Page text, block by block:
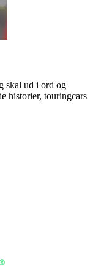
skal ud i ord og
historier, touringcars